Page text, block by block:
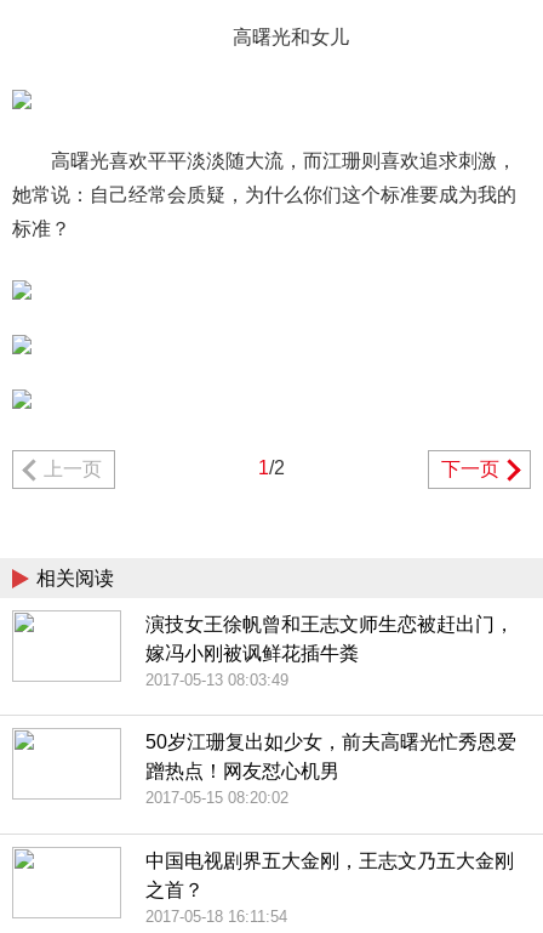
高曙光和女儿
高曙光喜欢平平淡淡随大流，而江珊则喜欢追求刺激，
她常说：自己经常会质疑，为什么你们这个标准要成为我的
标准？
上一页 1/2 下一页
相关阅读
演技女王徐帆曾和王志文师生恋被赶出门，
嫁冯小刚被讽鲜花插牛粪
2017-05-13 08:03:49
50岁江珊复出如少女，前夫高曙光忙秀恩爱
蹭热点！网友怼心机男
2017-05-15 08:20:02
中国电视剧界五大金刚，王志文乃五大金刚
之首？
2017-05-18 16:11:54